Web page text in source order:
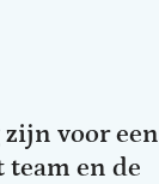
zijn voor een
en de